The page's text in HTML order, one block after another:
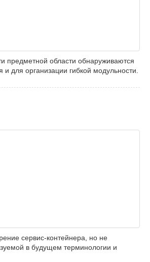
предметной области обнаруживаются
для организации гибкой модульности.
сервис-контейнера, но не
в будущем терминологии и